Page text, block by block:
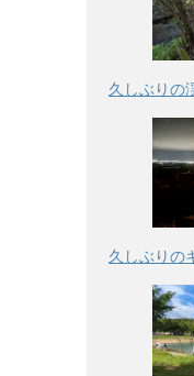
久しぶりの
久しぶり